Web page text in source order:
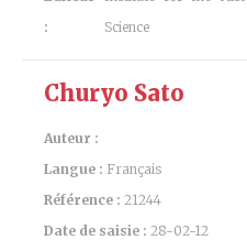
:
Science
Churyo Sato
Auteur :
Langue : Français
Référence : 21244
Date de saisie : 28-02-12